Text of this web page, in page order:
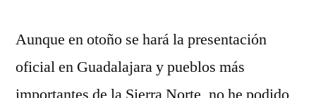
Aunque en otoño se hará la presentación
oficial en Guadalajara y pueblos más